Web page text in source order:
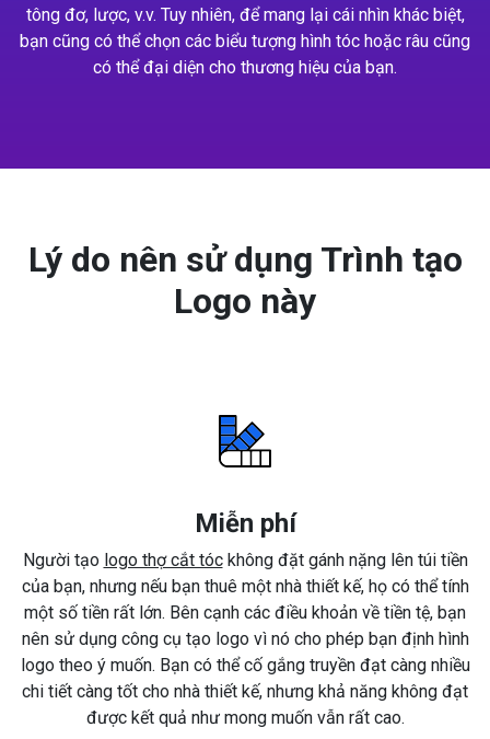
tông đơ, lược, v.v. Tuy nhiên, để mang lại cái nhìn khác biệt,
bạn cũng có thể chọn các biểu tượng hình tóc hoặc râu cũng
có thể đại diện cho thương hiệu của bạn.
Lý do nên sử dụng Trình tạo
Logo này
Miễn phí
Người tạo logo thợ cắt tóckhông đặt gánh nặng lên túi tiền
của bạn, nhưng nếu bạn thuê một nhà thiết kế, họ có thể tính
một số tiền rất lớn. Bên cạnh các điều khoản về tiền tệ, bạn
nên sử dụng công cụ tạo logo vì nó cho phép bạn định hình
logo theo ý muốn. Bạn có thể cố gắng truyền đạt càng nhiều
chi tiết càng tốt cho nhà thiết kế, nhưng khả năng không đạt
được kết quả như mong muốn vẫn rất cao.